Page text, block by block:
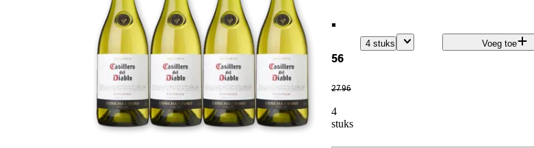
.
56
27.96
4
stuks
4 stuks Voeg toe